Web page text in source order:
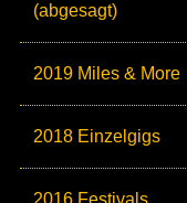
(abgesagt)
2019 Miles & More
2018 Einzelgigs